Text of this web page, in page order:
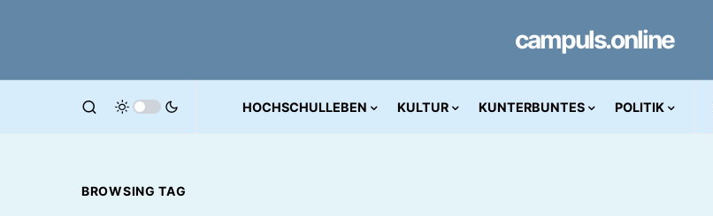
campuls.online
HOCHSCHULLEBEN KULTUR KUNTERBUNTES POLITIK
BROWSING TAG